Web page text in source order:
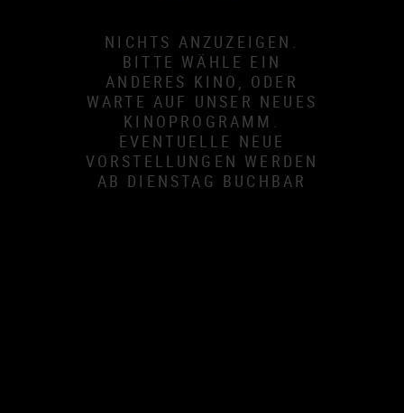
NICHTS ANZUZEIGEN.
BITTE WÄHLE EIN
ANDERES KINO, ODER
WARTE AUF UNSER NEUES
KINOPROGRAMM.
EVENTUELLE NEUE
VORSTELLUNGEN WERDEN
AB DIENSTAG BUCHBAR